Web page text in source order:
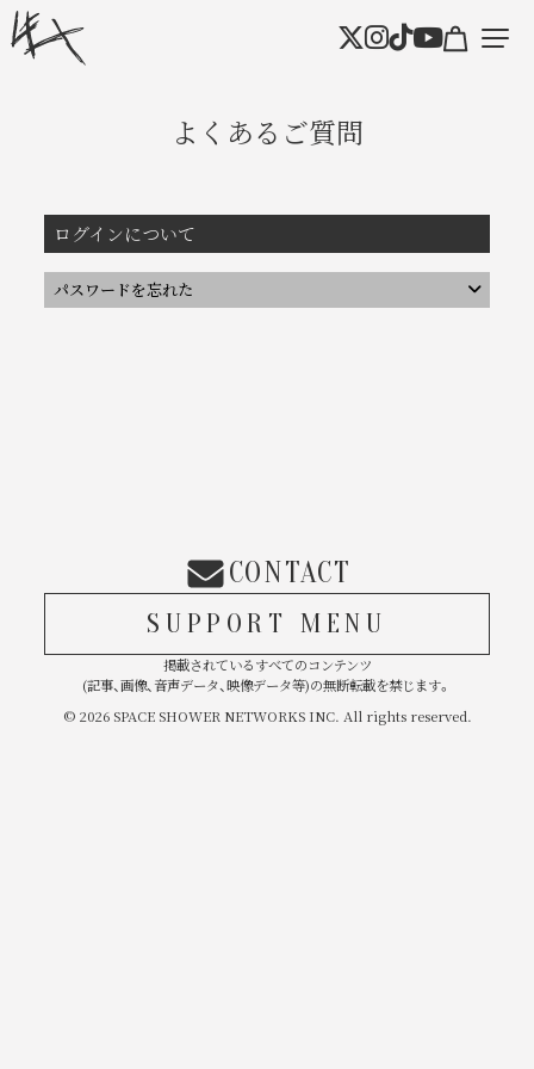
よくあるご質問
ログインについて
パスワードを忘れた
CONTACT
SUPPORT MENU
掲載されているすべてのコンテンツ
(記事、画像、音声データ、映像データ等)の無断転載を禁じます。
© 2026 SPACE SHOWER NETWORKS INC. All rights reserved.